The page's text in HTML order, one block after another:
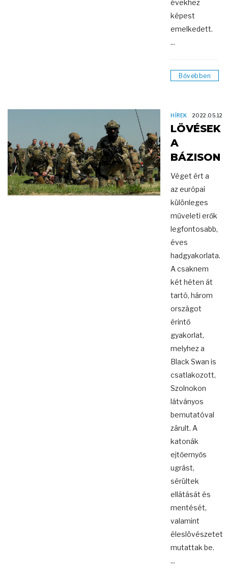
évekhez
képest
emelkedett.
...
Bővebben
HÍREK 2022.05.12
LÖVÉSEK
A
BÁZISON
Véget ért a
az európai
különleges
műveleti erők
legfontosabb,
éves
hadgyakorlata.
A csaknem
két héten át
tartó, három
országot
érintő
gyakorlat,
melyhez a
Black Swan is
csatlakozott,
Szolnokon
látványos
bemutatóval
zárult. A
katonák
ejtőernyős
ugrást,
sérültek
ellátását és
mentését,
valamint
éleslövészetet
mutattak be.
...